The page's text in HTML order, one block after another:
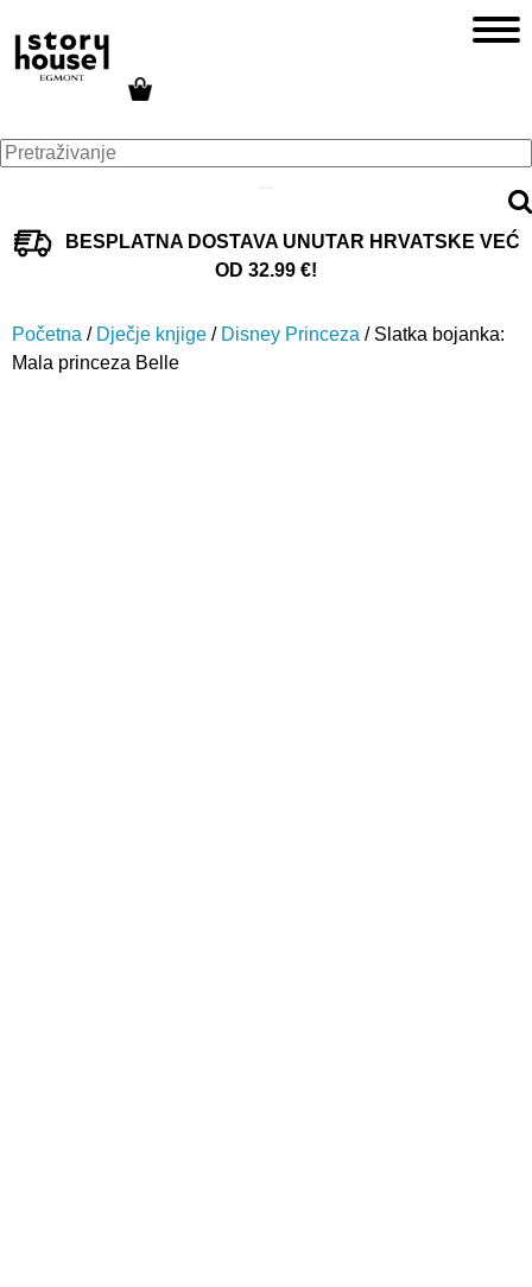
BESPLATNA DOSTAVA UNUTAR HRVATSKE VEĆ
OD 32.99 €!
Početna / Dječje knjige / Disney Princeza / Slatka bojanka:
Mala princeza Belle